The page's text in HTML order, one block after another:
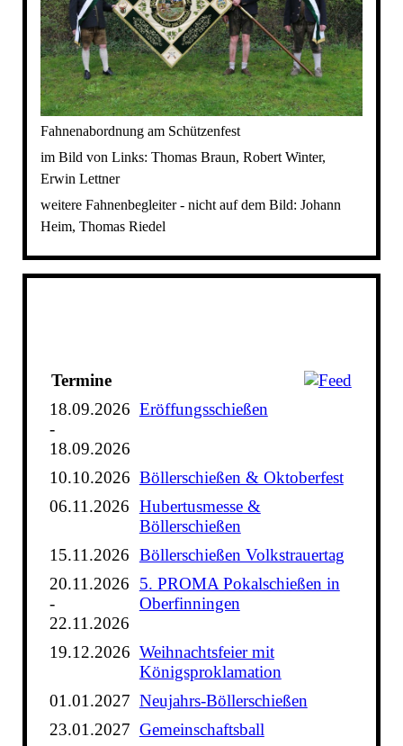
Fahnenabordnung am Schützenfest
im Bild von Links: Thomas Braun, Robert Winter,
Erwin Lettner
weitere Fahnenbegleiter - nicht auf dem Bild: Johann
Heim, Thomas Riedel
Termine
18.09.2026
-
18.09.2026
Eröffungsschießen
10.10.2026 Böllerschießen & Oktoberfest
06.11.2026 Hubertusmesse &
Böllerschießen
15.11.2026 Böllerschießen Volkstrauertag
20.11.2026
-
22.11.2026
5. PROMA Pokalschießen in
Oberfinningen
19.12.2026 Weihnachtsfeier mit
Königsproklamation
01.01.2027 Neujahrs-Böllerschießen
23.01.2027 Gemeinschaftsball